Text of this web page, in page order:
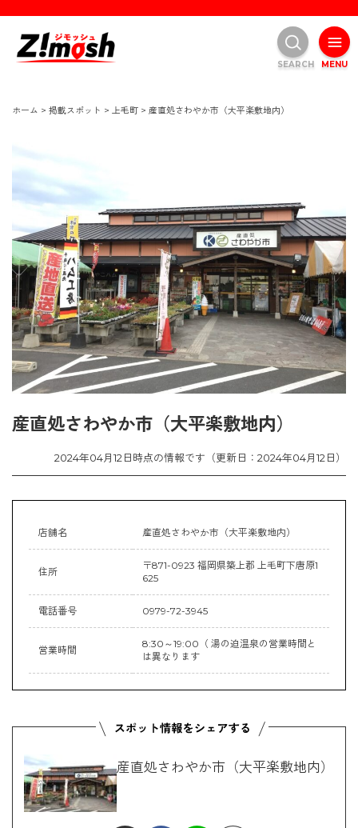
ホーム > 掲載スポット > 上毛町 > 産直処さわやか市（大平楽敷地内）
産直処さわやか市（大平楽敷地内）
2024年04月12日時点の情報です（更新日：2024年04月12日）
店舗名 産直処さわやか市（大平楽敷地内）
住所
〒871-0923 福岡県築上郡 上毛町下唐原1
625
電話番号 0979-72-3945
営業時間
8:30～19:00（ 湯の迫温泉の営業時間と
は異なります
産直処さわやか市（大平楽敷地内）
MENU
SEARCH